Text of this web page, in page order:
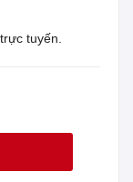
tuyến.